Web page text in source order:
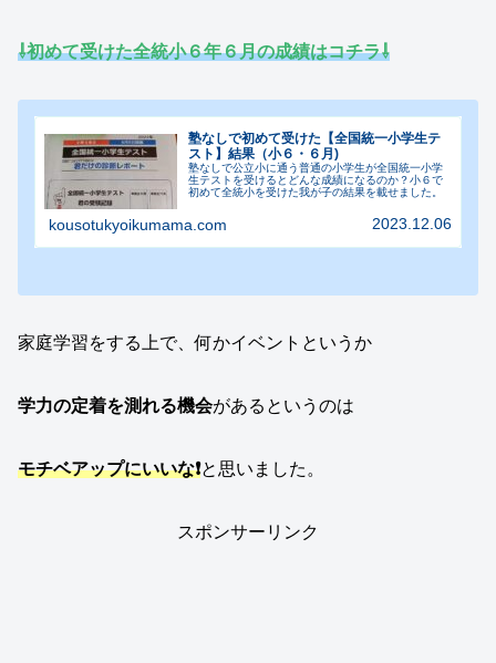
⇩初めて受けた全統小６年６月の成績はコチラ⇩
塾なしで初めて受けた【全国統一小学生テ
スト】結果（小６・６月)
塾なしで公立小に通う普通の小学生が全国統一小学
生テストを受けるとどんな成績になるのか？小６で
初めて全統小を受けた我が子の結果を載せました。
kousotukyoikumama.com 2023.12.06
家庭学習をする上で、何かイベントというか
学力の定着を測れる機会があるというのは
モチベアップにいいな❗と思いました。
スポンサーリンク